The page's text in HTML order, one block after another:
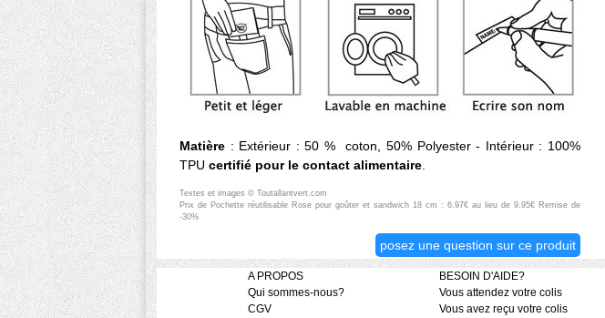
Matière : Extérieur : 50 % coton, 50% Polyester - Intérieur : 100%
TPU certifié pour le contact alimentaire.
Textes et images © Toutallantvert.com
Prix de Pochette réutilisable Rose pour goûter et sandwich 18 cm : 6.97€ au lieu de 9.95€ Remise de
-30%
posez une question sur ce produit
A PROPOS
Qui sommes-nous?
CGV
BESOIN D'AIDE?
Vous attendez votre colis
Vous avez reçu votre colis